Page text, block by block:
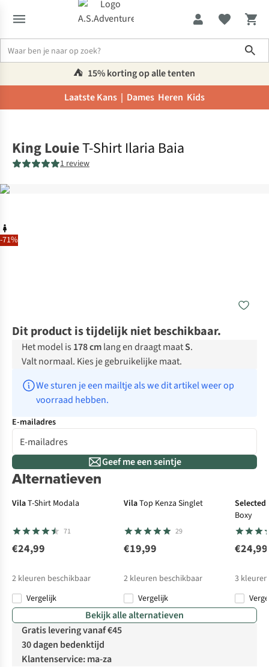
⛺️ 15% korting op alle tenten
Laatste Kans | Dames Heren Kids
-71%
King LouieT-Shirt Ilaria Baia
1 review
Dit product is tijdelijk niet beschikbaar.
Het model is 178 cmlang en draagt maatS.
Valt normaal. Kies je gebruikelijke maat.
We sturen je een mailtje als we dit artikel weer op
voorraad hebben.
E-mailadres
Geef me een seintje
Alternatieven
VilaT-Shirt Modala
71
€24,99
2 kleuren beschikbaar
Vergelijk
VilaTop Kenza Singlet
29
€19,99
2 kleuren beschikbaar
Vergelijk
Selected
Boxy
€24,99
3
Bekijk alle alternatieven
Gratis levering vanaf €45
30 dagen bedenktijd
Klantenservice: ma-za